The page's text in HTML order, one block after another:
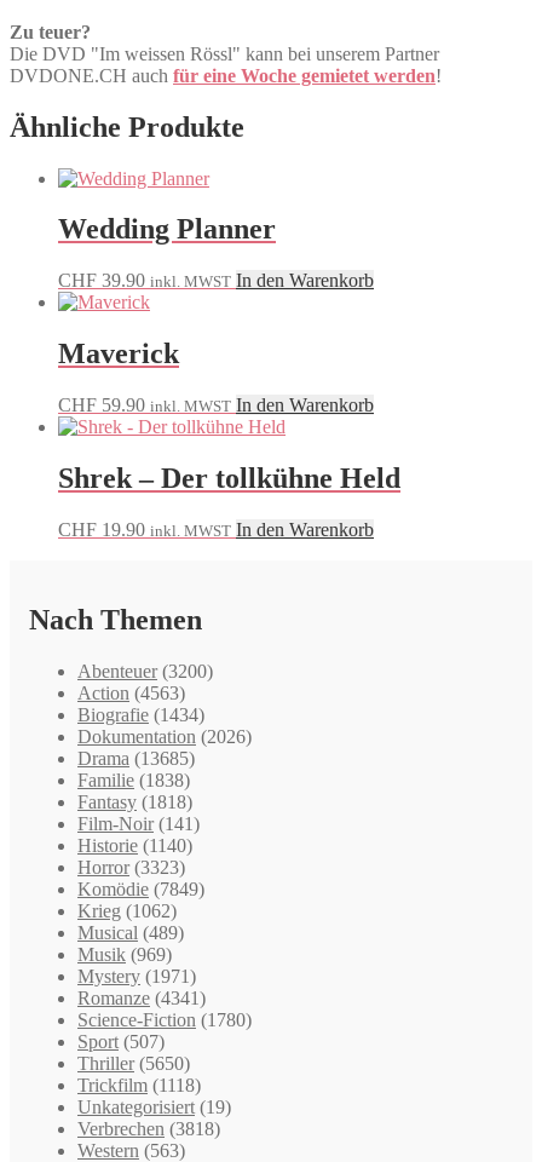
Zu teuer?
Die DVD "Im weissen Rössl" kann bei unserem Partner
DVDONE.CH auch für eine Woche gemietet werden!
Ähnliche Produkte
Wedding Planner
CHF 39.90 inkl. MWST In den Warenkorb
Maverick
CHF 59.90 inkl. MWST In den Warenkorb
Shrek – Der tollkühne Held
CHF 19.90 inkl. MWST In den Warenkorb
Nach Themen
Abenteuer (3200)
Action (4563)
Biografie (1434)
Dokumentation (2026)
Drama (13685)
Familie (1838)
Fantasy (1818)
Film-Noir (141)
Historie (1140)
Horror (3323)
Komödie (7849)
Krieg (1062)
Musical (489)
Musik (969)
Mystery (1971)
Romanze (4341)
Science-Fiction (1780)
Sport (507)
Thriller (5650)
Trickfilm (1118)
Unkategorisiert (19)
Verbrechen (3818)
Western (563)